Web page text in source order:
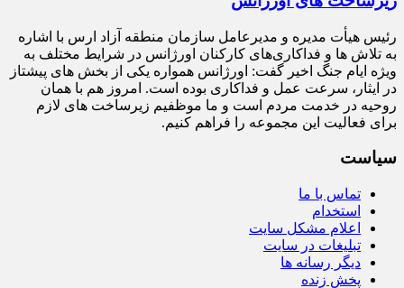
رئیس هیأت‌ مدیره و مدیرعامل سازمان منطقه آزاد ارس با اشاره
به تلاش‌ ها و فداکاری‌های کارکنان اورژانس در شرایط مختلف به‌
ویژه ایام جنگ اخیر گفت: اورژانس همواره یکی از بخش‌ های پیشتاز
در ایثار، سرعت‌ عمل و فداکاری بوده است. امروز هم با همان
روحیه در خدمت مردم است و ما موظفیم زیرساخت‌ های لازم
برای فعالیت این مجموعه را فراهم کنیم.
سیاست
تماس با ما
استخدام
اعلام مشکل سایت
تبلیغات در سایت
دیگر رسانه ها
پخش زنده